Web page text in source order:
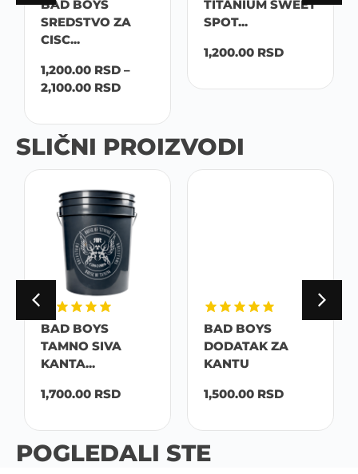
BAD BOYS
SREDSTVO ZA
CISC...
1,200.00 RSD –
2,100.00 RSD
TITANIUM SWEET
SPOT...
1,200.00 RSD
SLIČNI PROIZVODI
BAD BOYS
TAMNO SIVA
KANTA...
1,700.00 RSD
BAD BOYS
DODATAK ZA
KANTU
1,500.00 RSD
POGLEDALI STE